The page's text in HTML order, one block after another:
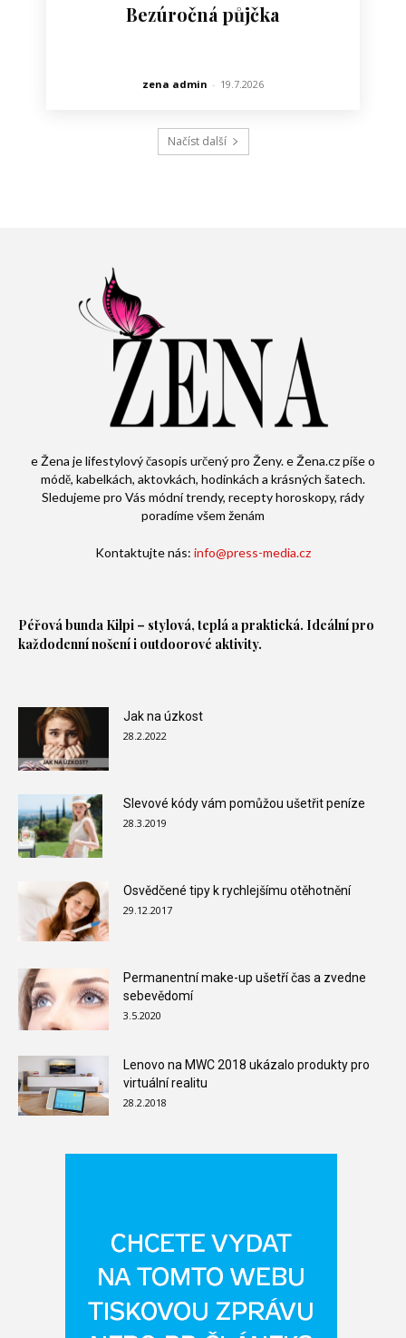
Bezúročná půjčka
zena admin - 19.7.2026
Načíst další
e Žena je lifestylový časopis určený pro Ženy. e Žena.cz píše o
módě, kabelkách, aktovkách, hodinkách a krásných šatech.
Sledujeme pro Vás módní trendy, recepty horoskopy, rády
poradíme všem ženám
Kontaktujte nás: info@press-media.cz
Péřová bunda Kilpi – stylová, teplá a praktická. Ideální pro
každodenní nošení i outdoorové aktivity.
Jak na úzkost
28.2.2022
Slevové kódy vám pomůžou ušetřit peníze
28.3.2019
Osvědčené tipy k rychlejšímu otěhotnění
29.12.2017
Permanentní make-up ušetří čas a zvedne
sebevědomí
3.5.2020
Lenovo na MWC 2018 ukázalo produkty pro
virtuální realitu
28.2.2018